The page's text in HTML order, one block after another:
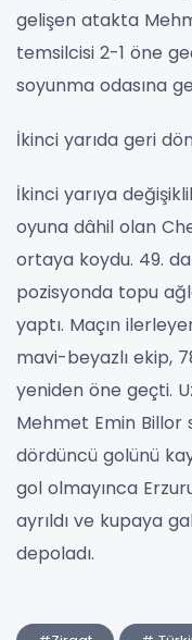
gelişen atakta
temsilcisi 2-1 öne
soyunma odasına
İkinci yarıda geri
İkinci yarıya
oyuna dâhil olan
ortaya koydu. 49.
pozisyonda topu
yaptı. Maçın
mavi-beyazlı ekip,
yeniden öne geçti.
Mehmet Emin Billor
dördüncü golünü
gol olmayınca
ayrıldı ve kupaya
depoladı.